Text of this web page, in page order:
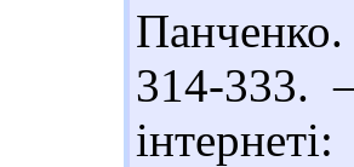
314-333.
інтернеті: